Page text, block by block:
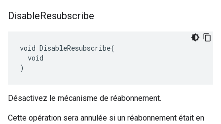
DisableResubscribe
void DisableResubscribe(
  void
)
Désactivez le mécanisme de réabonnement.
Cette opération sera annulée si un réabonnement était en